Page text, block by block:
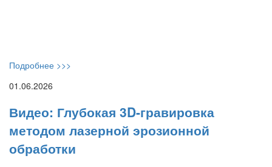
Подробнее >>>
01.06.2026
Видео: Глубокая 3D-гравировка
методом лазерной эрозионной
обработки